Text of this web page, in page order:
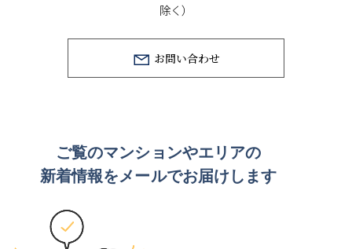
除く）
お問い合わせ
ご覧のマンションやエリアの
新着情報をメールでお届けします